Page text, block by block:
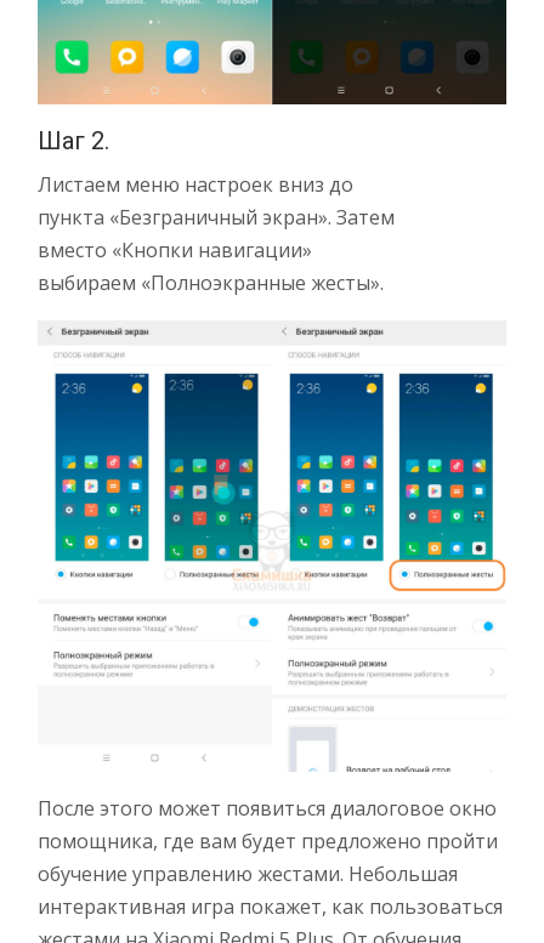
Шаг 2.
Листаем меню настроек вниз до
пункта «Безграничный экран». Затем
вместо «Кнопки навигации»
выбираем «Полноэкранные жесты».
После этого может появиться диалоговое окно
помощника, где вам будет предложено пройти
обучение управлению жестами. Небольшая
интерактивная игра покажет, как пользоваться